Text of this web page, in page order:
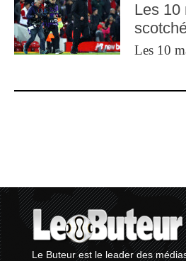
Les 10
Les 10
Le Buteur est le leader des